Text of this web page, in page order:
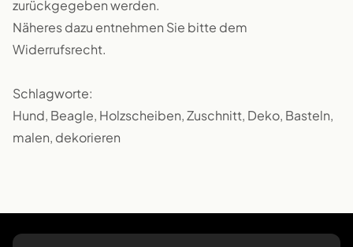
zurückgegeben werden.
Näheres dazu entnehmen Sie bitte dem
Widerrufsrecht.
Schlagworte:
Hund, Beagle, Holzscheiben, Zuschnitt, Deko, Basteln,
malen, dekorieren